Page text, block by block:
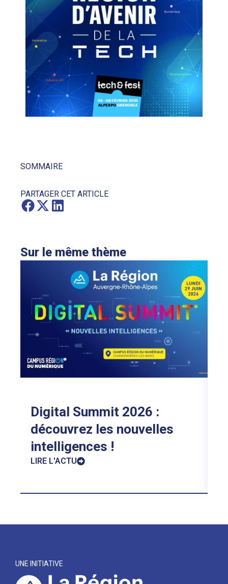
SOMMAIRE
PARTAGER CET ARTICLE
Sur le même thème
Digital Summit 2026 :
découvrez les nouvelles
intelligences !
LIRE L'ACTU
UNE INITIATIVE